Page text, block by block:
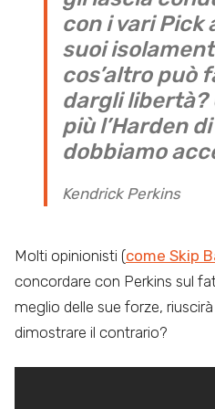
con i vari Pick
suoi
cos’altro può
dargli libertà?
più l’Harden
dobbiamo
Kendrick Perkins
Molti opinionisti (come Skip
concordare con Perkins sul
meglio delle sue forze,
dimostrare il contrario?